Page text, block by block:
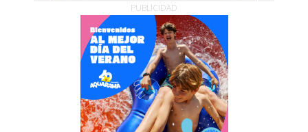
PUBLICIDAD